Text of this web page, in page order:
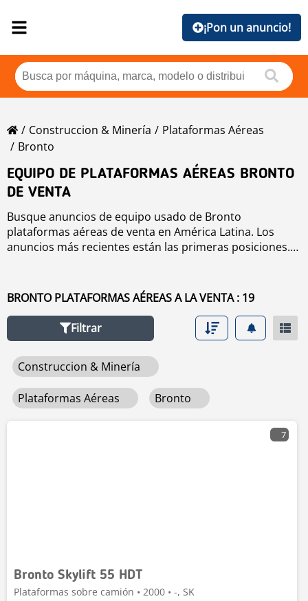
¡Pon un anuncio!
Construccion & Minería
Plataformas Aéreas
Bronto
EQUIPO DE PLATAFORMAS AÉREAS BRONTO
DE VENTA
Busque anuncios de equipo usado de Bronto
plataformas aéreas de venta en América Latina. Los
anuncios más recientes están las primeras posiciones.
horas de uso, país. Para buscar cualquier equipo usado
BRONTO PLATAFORMAS AÉREAS A LA VENTA : 19
Filtrar
Construccion & Minería
Plataformas Aéreas Bronto
7
Bronto Skylift 55 HDT
Plataformas sobre camión • 2000 • -, SK